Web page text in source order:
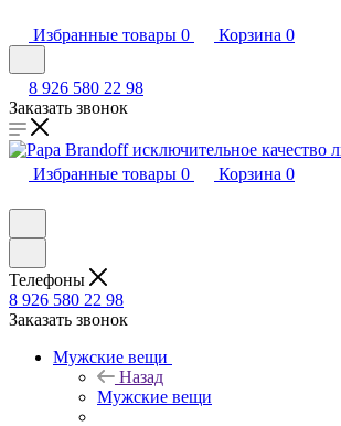
Избранные товары 0 Корзина 0
8 926 580 22 98
Заказать звонок
Избранные товары 0 Корзина 0
Телефоны
8 926 580 22 98
Заказать звонок
Мужские вещи
Назад
Мужские вещи